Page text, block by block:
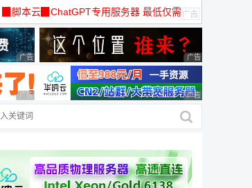
▉脚本云▉ChatGPT专用服务器 最低仅需
19元/月
广告 商业广告，理性选择 广告 商业广告，理
广告 商业广告，理性选择 广告 商业广告，理